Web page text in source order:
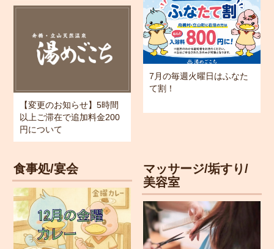
【変更のお知らせ】5時間
以上ご滞在で追加料金200
円について
7月の毎週火曜日はふなた
て割！
食事処/宴会
マッサージ/垢すり/
美容室